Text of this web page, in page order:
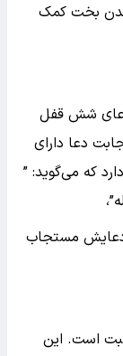
شدن بخت کمک
شش قفل
دعا دارای
که می‌گوید: ”
مستجاب
است. این